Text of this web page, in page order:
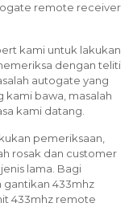
remote receiver
kami untuk lakukan
dengan teliti
autogate yang
kami bawa, masalah
kami datang.
pemeriksaan,
rosak dan customer
lama. Bagi
gantikan 433mhz
433mhz remote